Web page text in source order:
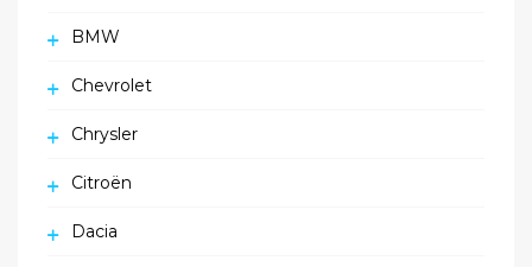
BMW
Chevrolet
Chrysler
Citroën
Dacia